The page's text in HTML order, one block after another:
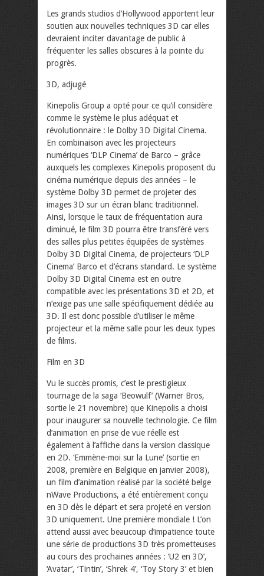
Les grands studios d’Hollywood apportent leur
soutien aux nouvelles techniques 3D car elles
devraient inciter davantage de public à
fréquenter les salles obscures à la pointe du
progrès.
3D, adjugé
Kinepolis Group a opté pour ce qu’il considère
comme le système le plus adéquat et
révolutionnaire : le Dolby 3D Digital Cinema.
En combinaison avec les projecteurs
numériques ‘DLP Cinema’ de Barco – grâce
auxquels les complexes Kinepolis proposent du
cinéma numérique depuis des années – le
système Dolby 3D permet de projeter des
images 3D sur un écran blanc traditionnel.
Ainsi, lorsque le taux de fréquentation aura
diminué, le film 3D pourra être transféré vers
des salles plus petites équipées de systèmes
Dolby 3D Digital Cinema, de projecteurs ‘DLP
Cinema’ Barco et d’écrans standard. Le système
Dolby 3D Digital Cinema est en outre
compatible avec les présentations 3D et 2D, et
n’exige pas une salle spécifiquement dédiée au
3D. Il est donc possible d’utiliser le même
projecteur et la même salle pour les deux types
de films.
Film en 3D
Vu le succès promis, c’est le prestigieux
tournage de la saga ‘Beowulf’ (Warner Bros,
sortie le 21 novembre) que Kinepolis a choisi
pour inaugurer sa nouvelle technologie. Ce film
d’animation en prise de vue réelle est
également à l’affiche dans la version classique
en 2D. ‘Emmène-moi sur la Lune’ (sortie en
2008, première en Belgique en janvier 2008),
un film d’animation réalisé par la société belge
nWave Productions, a été entièrement conçu
en 3D dès le départ et sera projeté en version
3D uniquement. Une première mondiale ! L’on
attend aussi avec beaucoup d’impatience toute
une série de productions 3D très prometteuses
au cours des prochaines années : ‘U2 en 3D’,
‘Avatar’, ‘Tintin’, ‘Shrek 4’, ‘Toy Story 3’ et bien